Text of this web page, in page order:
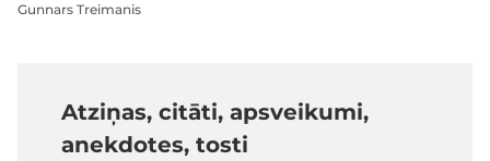
Gunnars Treimanis
Atziņas, citāti, apsveikumi,
anekdotes, tosti